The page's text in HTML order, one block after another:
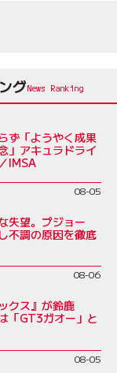
グ
ず「ようやく成果
」アキュラドライ
IMSA
08-05
失望。プジョー
不調の原因を徹底
08-06
クス』が鈴鹿
「GT3ガオー」と
08-05